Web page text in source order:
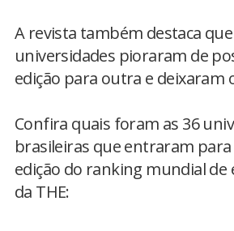
A revista também destaca
universidades pioraram de
edição para outra e deixaram
Confira quais foram as 36
brasileiras que entraram para
edição do ranking mundial
da THE: